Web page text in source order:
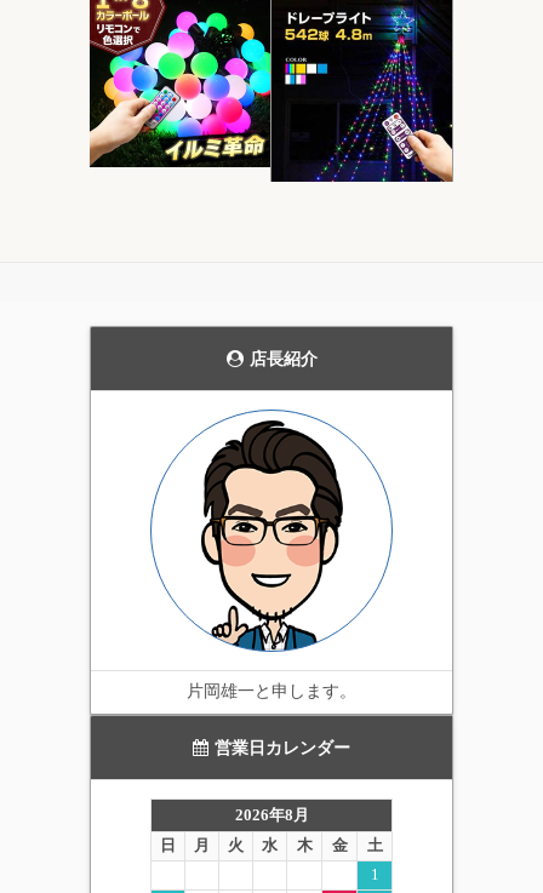
張しすぎない雰囲気を持
った上品なガーデンライ
わらず屋外で利用可能な
実用性の高いイルミネー
ション。当店一番のオス
スメ商品です。
店長紹介
片岡雄一と申します。
営業日カレンダー
2026年8月
日
月 火 水 木 金
土
1